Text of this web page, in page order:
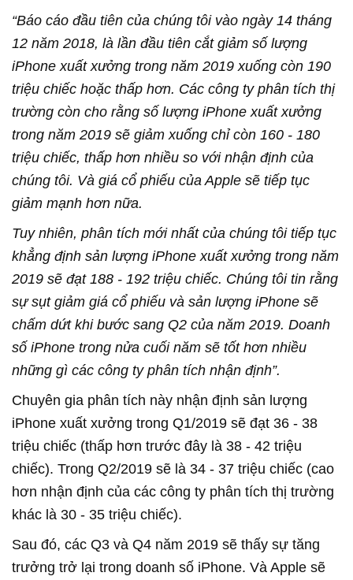
“Báo cáo đầu tiên của chúng tôi vào ngày 14 tháng
12 năm 2018, là lần đầu tiên cắt giảm số lượng
iPhone xuất xưởng trong năm 2019 xuống còn 190
triệu chiếc hoặc thấp hơn. Các công ty phân tích thị
trường còn cho rằng số lượng iPhone xuất xưởng
trong năm 2019 sẽ giảm xuống chỉ còn 160 - 180
triệu chiếc, thấp hơn nhiều so với nhận định của
chúng tôi. Và giá cổ phiếu của Apple sẽ tiếp tục
giảm mạnh hơn nữa.
Tuy nhiên, phân tích mới nhất của chúng tôi tiếp tục
khẳng định sản lượng iPhone xuất xưởng trong năm
2019 sẽ đạt 188 - 192 triệu chiếc. Chúng tôi tin rằng
sự sụt giảm giá cổ phiếu và sản lượng iPhone sẽ
chấm dứt khi bước sang Q2 của năm 2019. Doanh
số iPhone trong nửa cuối năm sẽ tốt hơn nhiều
những gì các công ty phân tích nhận định”.
Chuyên gia phân tích này nhận định sản lượng
iPhone xuất xưởng trong Q1/2019 sẽ đạt 36 - 38
triệu chiếc (thấp hơn trước đây là 38 - 42 triệu
chiếc). Trong Q2/2019 sẽ là 34 - 37 triệu chiếc (cao
hơn nhận định của các công ty phân tích thị trường
khác là 30 - 35 triệu chiếc).
Sau đó, các Q3 và Q4 năm 2019 sẽ thấy sự tăng
trưởng trở lại trong doanh số iPhone. Và Apple sẽ